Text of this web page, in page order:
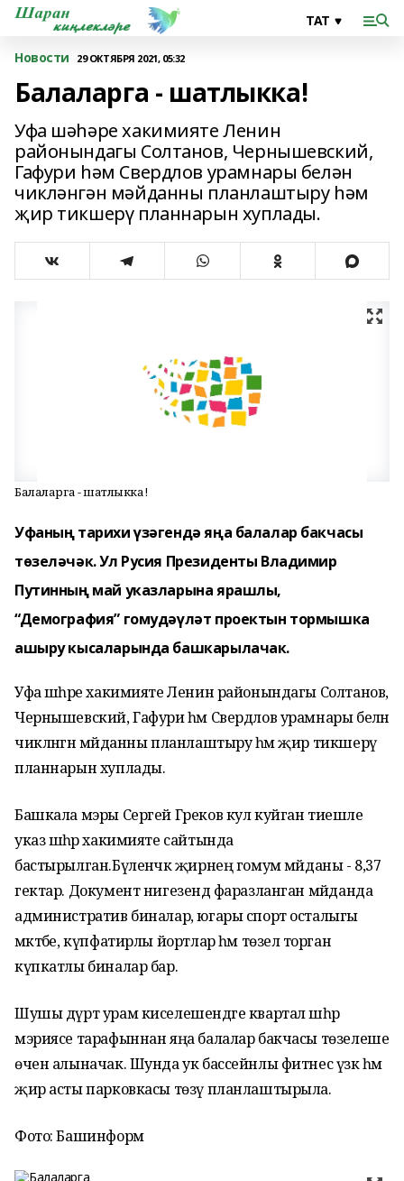
Новости 29 ОКТЯБРЯ 2021, 05:32
Балаларга - шатлыкка!
Уфа шәһәре хакимияте Ленин
районындагы Солтанов, Чернышевский,
Гафури һәм Свердлов урамнары белән
чикләнгән мәйданны планлаштыру һәм
җир тикшерү планнарын хуплады.
Балаларга - шатлыкка!
Уфаның тарихи үзәгендә яңа балалар бакчасы
төзеләчәк. Ул Русия Президенты Владимир
Путинның май указларына ярашлы,
“Демография” гомудәүләт проектын тормышка
ашыру кысаларында башкарылачак.
Уфа шәһәре хакимияте Ленин районындагы Солтанов,
Чернышевский, Гафури һәм Свердлов урамнары белән
чикләнгән мәйданны планлаштыру һәм җир тикшерү
планнарын хуплады.
Башкала мэры Сергей Греков кул куйган тиешле
указ шәһәр хакимияте сайтында
бастырылган.Бүленәчәк җирнең гомум мәйданы - 8,37
гектар. Документ нигезендә фаразланган мәйданда
административ биналар, югары спорт осталыгы
мәктәбе, күпфатирлы йортлар һәм төзелә торган
күпкатлы биналар бар.
Шушы дүрт урам киселешендәге квартал шәһәр
мэриясе тарафыннан яңа балалар бакчасы төзелеше
өчен алыначак. Шунда ук ​​бассейнлы фитнес үзәк һәм
җир асты парковкасы төзү планлаштырыла.
Фото: Башинформ